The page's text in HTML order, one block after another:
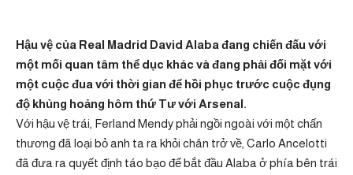
Hậu vệ của Real Madrid David Alaba đang chiến đấu với
một mối quan tâm thể dục khác và đang phải đối mặt với
một cuộc đua với thời gian để hồi phục trước cuộc đụng
độ khủng hoảng hôm thứ Tư với Arsenal.
Với hậu vệ trái, Ferland Mendy phải ngồi ngoài với một chấn
thương đã loại bỏ anh ta ra khỏi chân trở về, Carlo Ancelotti
đã đưa ra quyết định táo bạo để bắt đầu Alaba ở phía bên trái